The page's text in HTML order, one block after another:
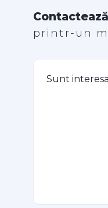
printr-un